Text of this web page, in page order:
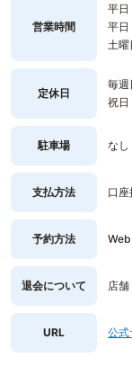
営業時間
平
平
土
定休日
毎週
祝日
駐車場 なし
支払方法 口
予約方法 Web
退会について 店舗
URL 公式